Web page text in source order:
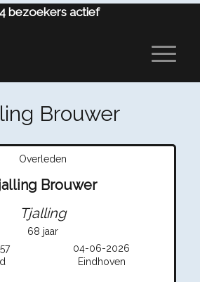
bezoekers actief
Brouwer
Overleden
Brouwer
Tjalling
68 jaar
04-06-2026
Eindhoven